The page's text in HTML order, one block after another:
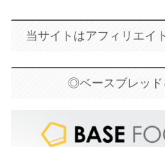
当サイトはアフィリエイ
◎ベースブレッ